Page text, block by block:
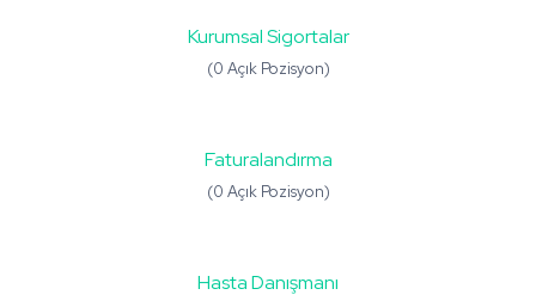
Kurumsal Sigortalar
(0 Açık Pozisyon)
Faturalandırma
(0 Açık Pozisyon)
Hasta Danışmanı